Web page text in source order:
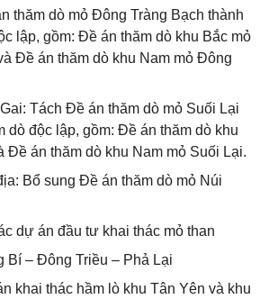
thăm dò mỏ Đông Tràng Bạch thành
lập, gồm: Đề án thăm dò khu Bắc mỏ
Đề án thăm dò khu Nam mỏ Đông
Tách Đề án thăm dò mỏ Suối Lại
dò độc lập, gồm: Đề án thăm dò khu
Đề án thăm dò khu Nam mỏ Suối Lại.
Bổ sung Đề án thăm dò mỏ Núi
dự án đầu tư khai thác mỏ than
Bí – Đông Triều – Phả Lại
khai thác hầm lò khu Tân Yên và khu